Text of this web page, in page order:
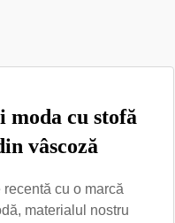
cu stofă
vâscoză
recentă cu o marcă
materialul nostru